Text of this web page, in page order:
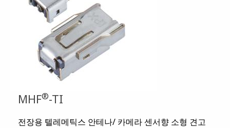
MHF®-TI
전장용 텔레메틱스 안테나/ 카메라 센서향 소형 견고